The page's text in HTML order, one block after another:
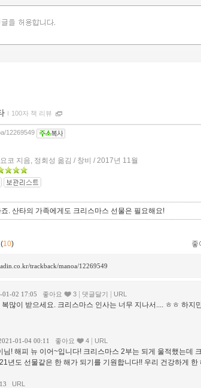
ｌ 100자 책 리뷰
12269549
코 지음, 정회성 옮김 / 창비 / 2017년 11월
. 산타의 가족에게도 크리스마스 선물은 필요해요!
10) 좋
trackback/manoa/12269549
01-02 17:05 좋아요 3 댓글달기 URL
많이 받으세요. 크리스마스 인사는 너무 지나서.... ㅎㅎ 하지
01-04 00:11 좋아요 4 URL
님! 해피 뉴 이어~입니다! 크리스마스 2부는 되게 울적했는데
년도 선물같은 한 해가 되기를 기원합니다!! 우리 건강하게 한
URL